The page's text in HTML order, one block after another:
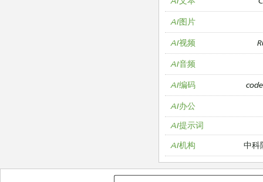
AI图片
AI视频
AI音频
AI编码
AI办公
AI提示词
AI机构
中科